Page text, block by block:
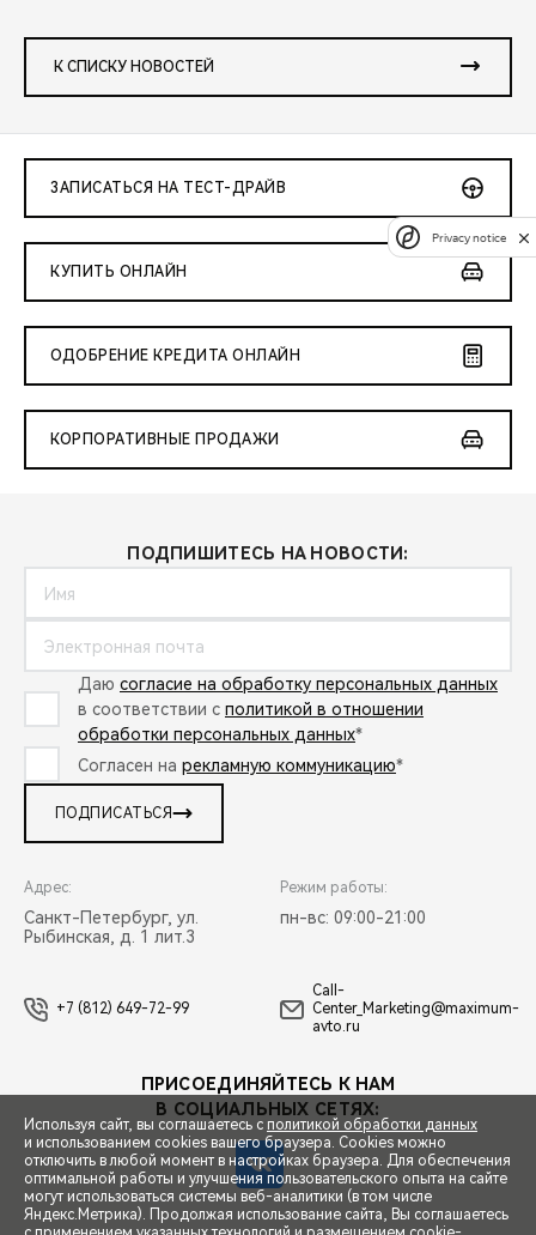
СПЕЦПРЕДЛОЖЕНИЯ
К СПИСКУ НОВОСТЕЙ
ЗАПИСАТЬСЯ НА ТЕСТ-ДРАЙВ
КУПИТЬ ОНЛАЙН
ОДОБРЕНИЕ КРЕДИТА ОНЛАЙН
КОРПОРАТИВНЫЕ ПРОДАЖИ
ПОДПИШИТЕСЬ НА НОВОСТИ:
Даю согласие на обработку персональных данных
в соответствии с политикой в отношении
обработки персональных данных*
Согласен на рекламную коммуникацию*
ПОДПИСАТЬСЯ
Адрес:
Санкт-Петербург, ул.
Рыбинская, д. 1 лит.3
Режим работы:
пн-вс: 09:00-21:00
+7 (812) 649-72-99
Call-
Center_Marketing@maximum-
avto.ru
ПРИСОЕДИНЯЙТЕСЬ К НАМ
В СОЦИАЛЬНЫХ СЕТЯХ:
Используя сайт, вы соглашаетесь с политикой обработки данных
и использованием cookies вашего браузера. Cookies можно
отключить в любой момент в настройках браузера. Для обеспечения
оптимальной работы и улучшения пользовательского опыта на сайте
могут использоваться системы веб-аналитики (в том числе
Яндекс.Метрика). Продолжая использование сайта, Вы соглашаетесь
Privacy notice